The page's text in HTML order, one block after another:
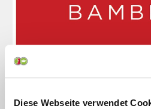
Diese Webseite verwendet